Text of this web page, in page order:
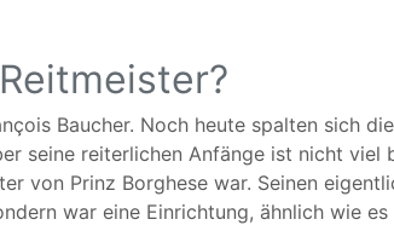
Baucher. Noch heute spalten sich
seine reiterlichen Anfänge ist nicht
von Prinz Borghese war. Seinen
war eine Einrichtung, ähnlich wie